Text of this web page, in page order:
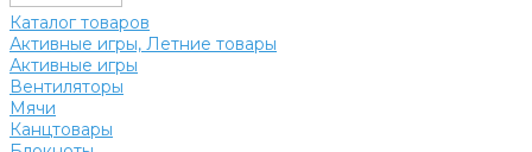
Каталог товаров
Активные игры, Летние товары
Активные игры
Вентиляторы
Мячи
Канцтовары